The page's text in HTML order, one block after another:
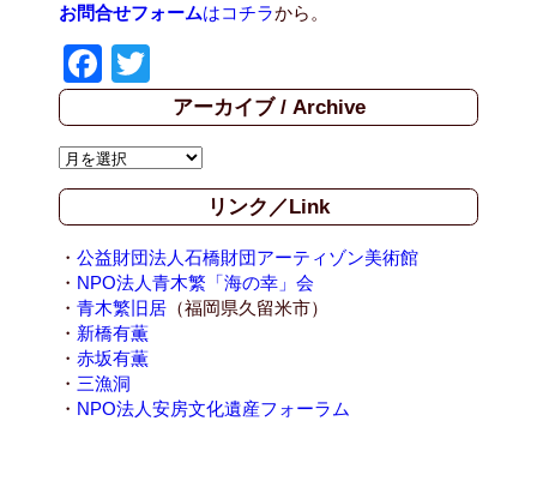
お問合せフォームはコチラから。
F
a
c
e
b
o
o
k
wi
tt
er
アーカイブ / Archive
ア
イ
ブ
A
c
h
リンク／Link
・ 公益財団法人石橋財団アーティゾン美術館
・ NPO法人青木繁「海の幸」会
・ 青木繁旧居 （福岡県久留米市）
・ 新橋有薫
・ 赤坂有薫
・ 三漁洞
・ NPO法人安房文化遺産フォーラム